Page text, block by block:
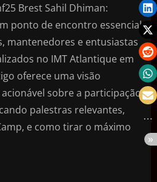
Brest Sahil Dhiman:
ponto de encontro essencial
mantenedores e entusiastas
no IMT Atlantique em
oferece uma visão
sobre a participação
palestras relevantes,
e como tirar o máximo